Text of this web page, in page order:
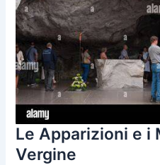
Le Apparizioni e i
Vergine